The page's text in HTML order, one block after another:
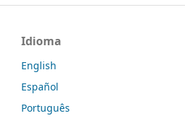
Idioma
English
Español
Português